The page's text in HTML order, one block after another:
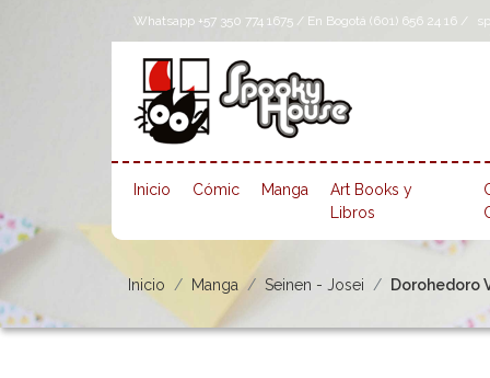
Whatsapp +57 350 774 1675 / En Bogotá (601) 656 24 16 /
Inicio Cómic Manga
Art Books y
Libros
Inicio Manga Seinen - Josei Dorohedoro